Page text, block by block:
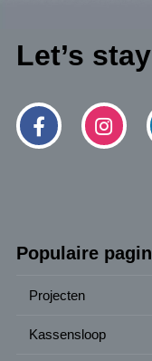
Let’s
Populaire
Projecten
Kassensloop